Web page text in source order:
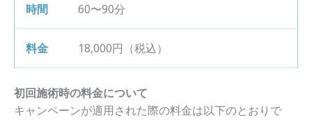
60〜90分
18,000円（税込）
初回施術時の料金について
キャンペーンが適用された際の料金は以下のとおりで